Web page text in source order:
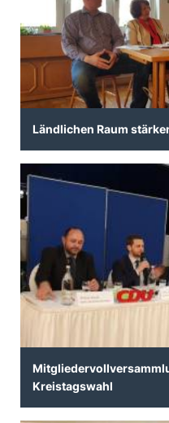
Ländlichen Raum
Kreistagswahl